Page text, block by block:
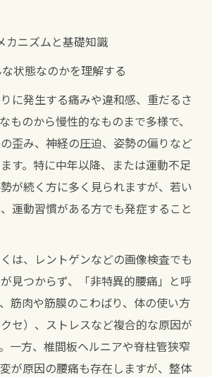
カニズムと基礎知識
状態なのかを理解する
に発生する痛みや違和感、重だるさ
ものから慢性的なものまで多様で、
歪み、神経の圧迫、姿勢の偏りなど
す。特に中年以降、または運動不足
が続く方に多く見られますが、若い
運動習慣がある方でも発症すること
は、レントゲンなどの画像検査でも
見つからず、「非特異的腰痛」と呼
筋肉や筋膜のこわばり、体の使い方
セ）、ストレスなど複合的な原因が
一方、椎間板ヘルニアや脊柱管狭窄
が原因の腰痛も存在しますが、整体